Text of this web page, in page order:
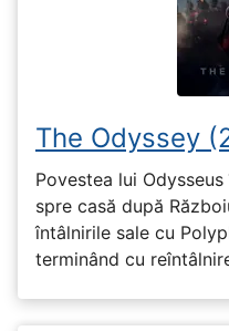
The Odyssey
Povestea lui
spre casă după
întâlnirile sale cu
terminând cu